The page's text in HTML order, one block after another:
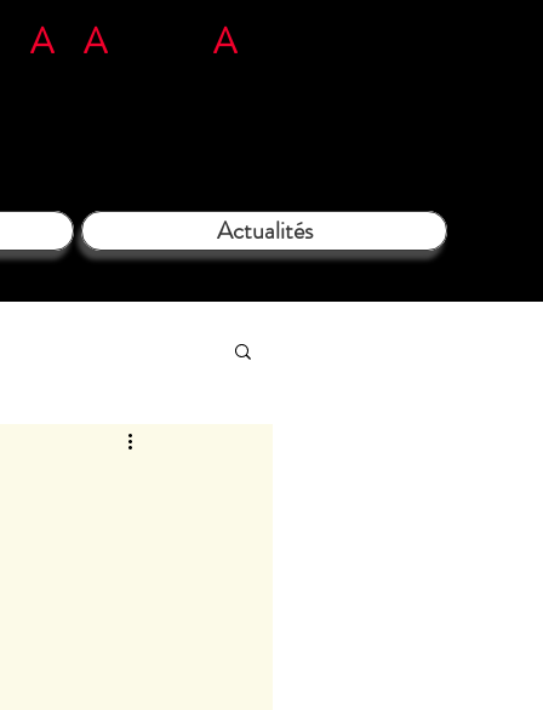
Art A Ards​​​
Actualités